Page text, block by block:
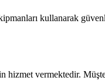
kullanarak
hizmet vermektedir.